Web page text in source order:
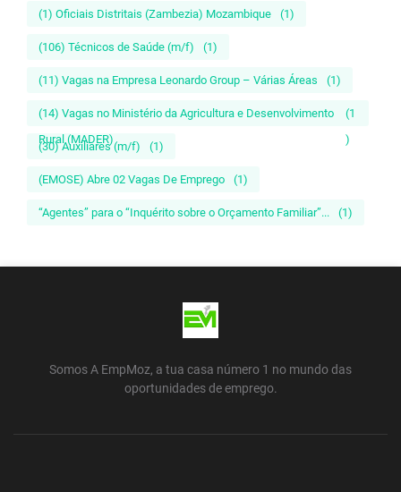
(1) Oficiais Distritais (Zambezia) Mozambique (1)
(106) Técnicos de Saúde (m/f) (1)
(11) Vagas na Empresa Leonardo Group – Várias Áreas (1)
(14) Vagas no Ministério da Agricultura e Desenvolvimento
Rural (MADER)
(1
)
(30) Auxiliares (m/f) (1)
(EMOSE) Abre 02 Vagas De Emprego (1)
“Agentes” para o “Inquérito sobre o Orçamento Familiar”... (1)
Somos A EmpMoz, a tua casa número 1 no mundo das
oportunidades de emprego.